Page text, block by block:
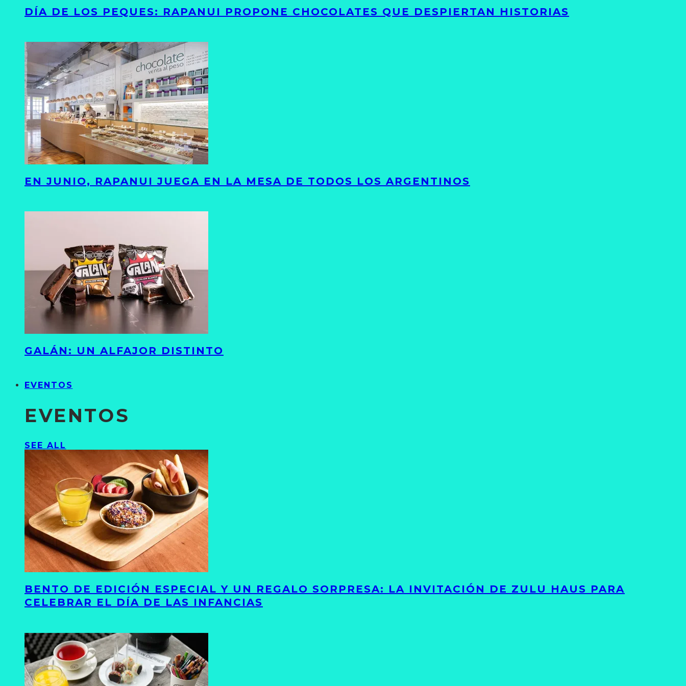
DÍA DE LOS PEQUES: RAPANUI PROPONE CHOCOLATES QUE DESPIERTAN HISTORIAS
EN JUNIO, RAPANUI JUEGA EN LA MESA DE TODOS LOS ARGENTINOS
GALÁN: UN ALFAJOR DISTINTO
EVENTOS
EVENTOS
SEE ALL
BENTO DE EDICIÓN ESPECIAL Y UN REGALO SORPRESA: LA INVITACIÓN DE ZULU HAUS PARA
CELEBRAR EL DÍA DE LAS INFANCIAS